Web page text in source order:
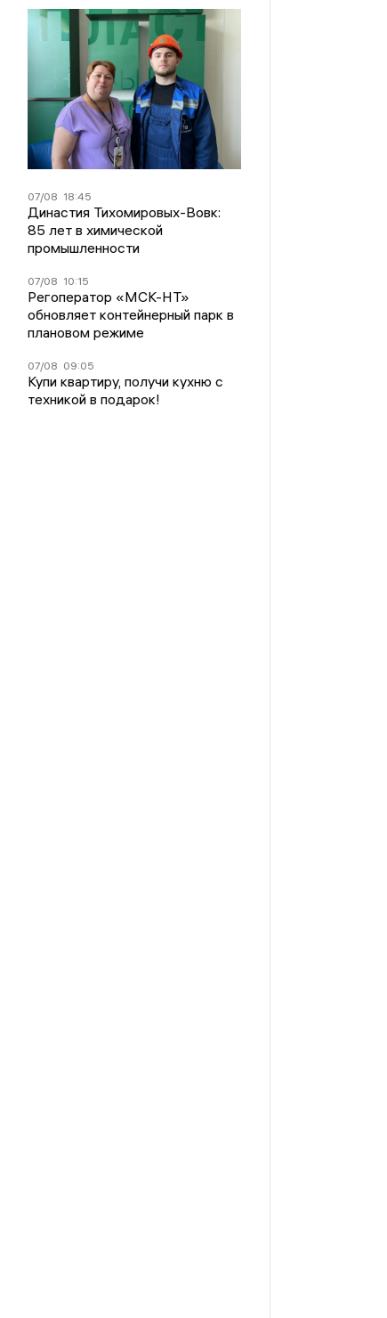
07/08 18:45
Династия Тихомировых-Вовк:
85 лет в химической
промышленности
07/08 10:15
Регоператор «МСК-НТ»
обновляет контейнерный парк в
плановом режиме
07/08 09:05
Купи квартиру, получи кухню с
техникой в подарок!